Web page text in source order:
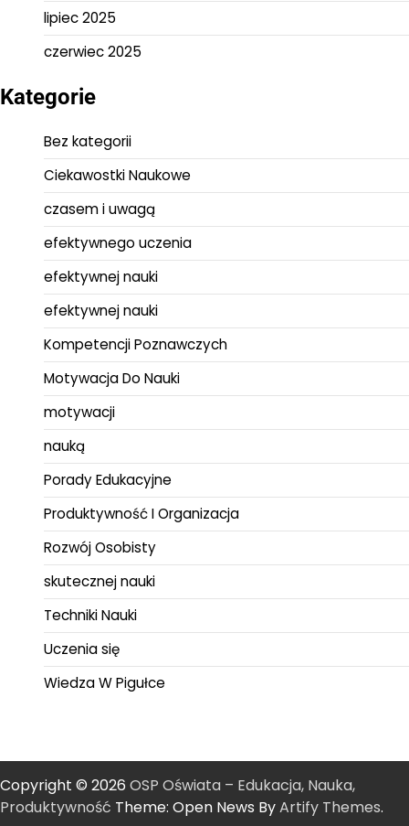
lipiec 2025
czerwiec 2025
Kategorie
Bez kategorii
Ciekawostki Naukowe
czasem i uwagą
efektywnego uczenia
efektywnej nauki
efektywnej nauki
Kompetencji Poznawczych
Motywacja Do Nauki
motywacji
nauką
Porady Edukacyjne
Produktywność I Organizacja
Rozwój Osobisty
skutecznej nauki
Techniki Nauki
Uczenia się
Wiedza W Pigułce
Copyright © 2026 OSP Oświata – Edukacja, Nauka,
Produktywność Theme: Open News ByArtify Themes.